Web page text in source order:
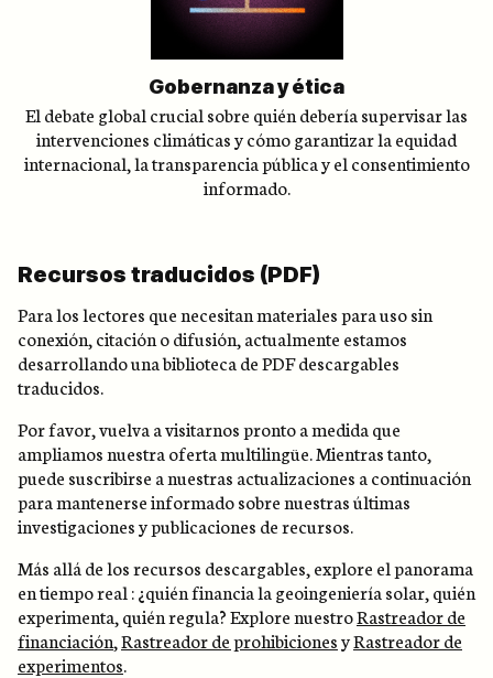
Gobernanza y ética
El debate global crucial sobre quién debería supervisar las
intervenciones climáticas y cómo garantizar la equidad
internacional, la transparencia pública y el consentimiento
informado.
Recursos traducidos (PDF)
Para los lectores que necesitan materiales para uso sin
conexión, citación o difusión, actualmente estamos
desarrollando una biblioteca de PDF descargables
traducidos.
Por favor, vuelva a visitarnos pronto a medida que
ampliamos nuestra oferta multilingüe. Mientras tanto,
puede suscribirse a nuestras actualizaciones a continuación
para mantenerse informado sobre nuestras últimas
investigaciones y publicaciones de recursos.
Más allá de los recursos descargables, explore el panorama
en tiempo real : ¿quién financia la geoingeniería solar, quién
experimenta, quién regula? Explore nuestroRastreador de
financiación,Rastreador de prohibicionesyRastreador de
experimentos.